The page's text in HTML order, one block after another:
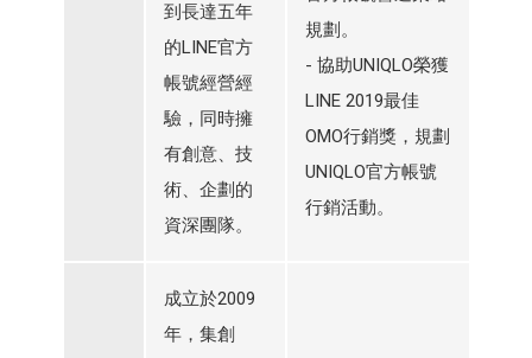
到長達五年
的LINE官方
帳號經營經
驗，同時擁
有創意、技
術、企劃的
資深團隊。
規劃。
- 協助UNIQLO榮獲
LINE 2019最佳
OMO行銷獎，規劃
UNIQLO官方帳號
行銷活動。
成立於2009
年，集創